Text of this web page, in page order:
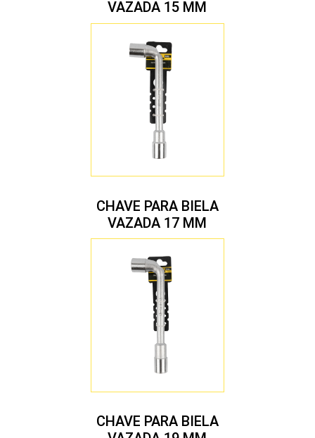
VAZADA 15 MM
CHAVE PARA BIELA
VAZADA 17 MM
CHAVE PARA BIELA